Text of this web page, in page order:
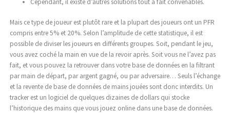
Mais ce type de joueur est plutôt rare et la plupart des joueurs ont un PFR
compris entre 5% et 20%. Selon l’amplitude de cette statistique, il est
possible de diviser les joueurs en différents groupes. Soit, pendant le jeu,
vous avez coché la main en vue de la revoir après. Soit vous ne l’avez pas
fait, et vous pouvez la retrouver dans votre base de données en la filtrant
par main de départ, par argent gagné, ou par adversaire… Seuls l’échange
et la revente de base de données de mains jouées sont donc interdits. Un
tracker est un logiciel de quelques dizaines de dollars qui stocke
l’historique des mains que vous jouez online dans une base de données.